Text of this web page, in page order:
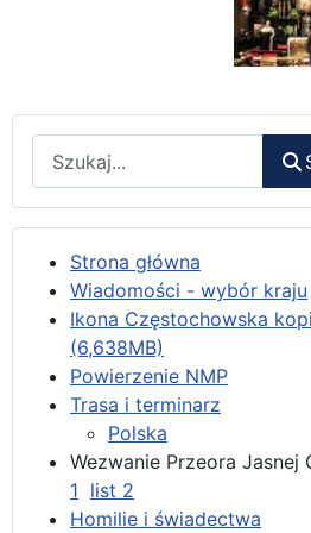
Strona główna
Wiadomości - wybór kraju
Ikona Częstochowska
(6,638MB)
Powierzenie NMP
Trasa i terminarz
Polska
Wezwanie Przeora Jasnej
1 list 2
Homilie i świadectwa